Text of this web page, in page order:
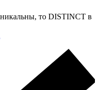
то DISTINCT в